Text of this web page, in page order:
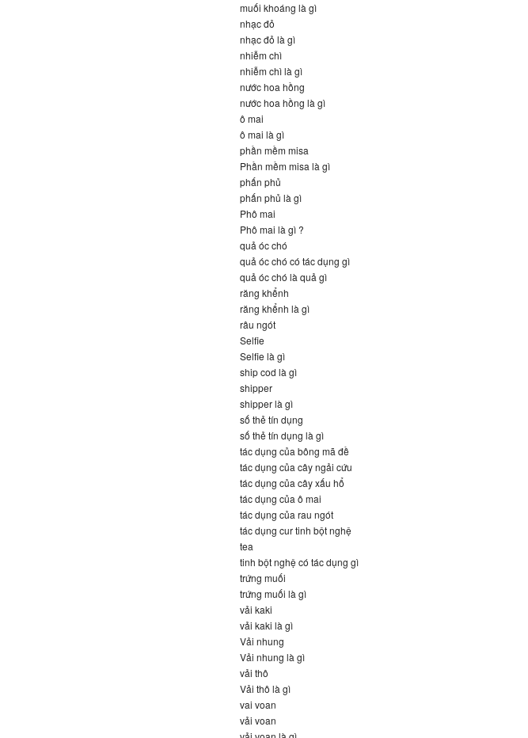
muối khoáng là gì
nhạc đỏ
nhạc đỏ là gì
nhiễm chì
nhiễm chì là gì
nước hoa hồng
nước hoa hồng là gì
ô mai
ô mai là gì
phần mềm misa
Phần mềm misa là gì
phấn phủ
phấn phủ là gì
Phô mai
Phô mai là gì ?
quả óc chó
quả óc chó có tác dụng gì
quả óc chó là quả gì
răng khểnh
răng khểnh là gì
râu ngót
Selfie
Selfie là gì
ship cod là gì
shipper
shipper là gì
số thẻ tín dụng
số thẻ tín dụng là gì
tác dụng của bông mã đề
tác dụng của cây ngải cứu
tác dụng của cây xấu hổ
tác dụng của ô mai
tác dụng của rau ngót
tác dụng cur tinh bột nghệ
tea
tinh bột nghệ có tác dụng gì
trứng muối
trứng muối là gì
vải kaki
vải kaki là gì
Vải nhung
Vải nhung là gì
vải thô
Vải thô là gì
vai voan
vải voan